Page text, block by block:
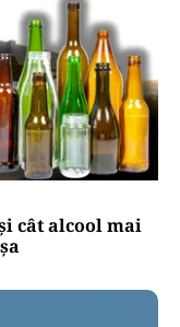
cât alcool mai